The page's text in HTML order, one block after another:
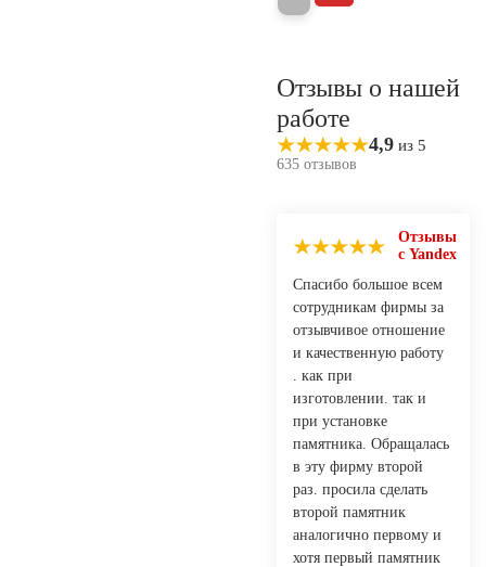
Отзывы о нашей
работе
4,9 из 5
635 отзывов
Отзывы
с Yandex
Спасибо большое всем
сотрудникам фирмы за
отзывчивое отношение
и качественную работу
. как при
изготовлении. так и
при установке
памятника. Обращалась
в эту фирму второй
раз. просила сделать
второй памятник
аналогично первому и
хотя первый памятник